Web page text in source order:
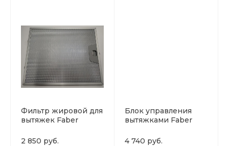
Фильтр жировой для
вытяжек Faber
2 850 руб.
Блок управления
вытяжками Faber
4 740 руб.